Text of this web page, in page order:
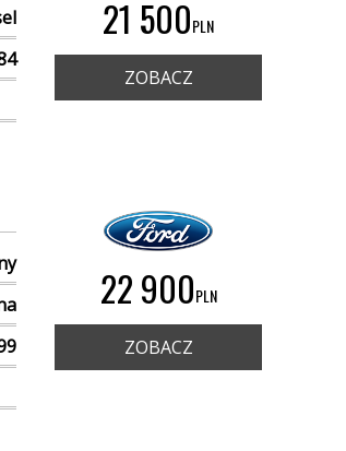
21 500PLN
ZOBACZ
22 900PLN
ZOBACZ